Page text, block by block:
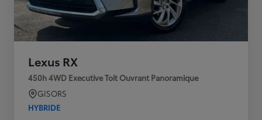
Lexus RX
450h 4WD Executive Toit Ouvrant Panoramique
GISORS
HYBRIDE